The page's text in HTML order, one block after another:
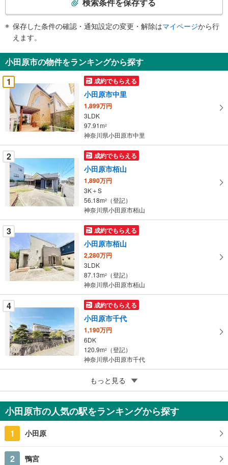
知
を
受
け
取
る
・
条
件
を
マ
イ
ペ
ー
に
保
存
す
る
検索条件を保存する
保存した条件の確認・通知設定の変更・解除はマイページから行
えます。
小田原市の物件をランキングから探す
1
成約でもらえる
小田原市中里
1,899万円
3LDK
97.91m2
神奈川県小田原市中里
2 成約でもらえる
小田原市栢山
1,890万円
3K＋S
56.18m2
（登記）
神奈川県小田原市栢山
3 成約でもらえる
小田原市栢山
2,280万円
3LDK
87.13m2
（登記）
神奈川県小田原市栢山
4 成約でもらえる
小田原市千代
1,190万円
6DK
120.9m2
（登記）
神奈川県小田原市千代
成約でもらえる
小田原市城山3丁目
1億3,800万円
2LDK＋3S
もっと見る
小田原市の人気の駅をランキングから探す
1 小田原
2 鴨宮